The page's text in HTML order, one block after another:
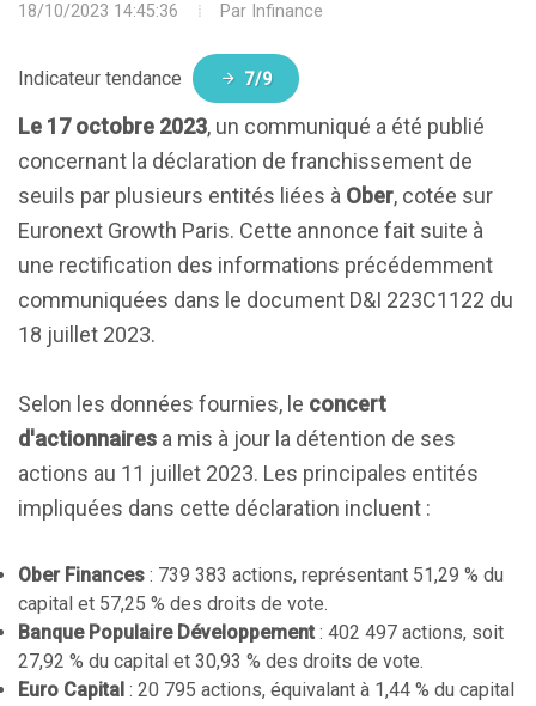
18/10/2023 14:45:36
Par Infinance
Indicateur tendance 7/9
Le 17 octobre 2023, un communiqué a été publié
concernant la déclaration de franchissement de
seuils par plusieurs entités liées à Ober, cotée sur
Euronext Growth Paris. Cette annonce fait suite à
une rectification des informations précédemment
communiquées dans le document D&I 223C1122 du
18 juillet 2023.
Selon les données fournies, le concert
d'actionnaires a mis à jour la détention de ses
actions au 11 juillet 2023. Les principales entités
impliquées dans cette déclaration incluent :
Ober Finances : 739 383 actions, représentant 51,29 % du
capital et 57,25 % des droits de vote.
Banque Populaire Développement : 402 497 actions, soit
27,92 % du capital et 30,93 % des droits de vote.
Euro Capital : 20 795 actions, équivalant à 1,44 % du capital